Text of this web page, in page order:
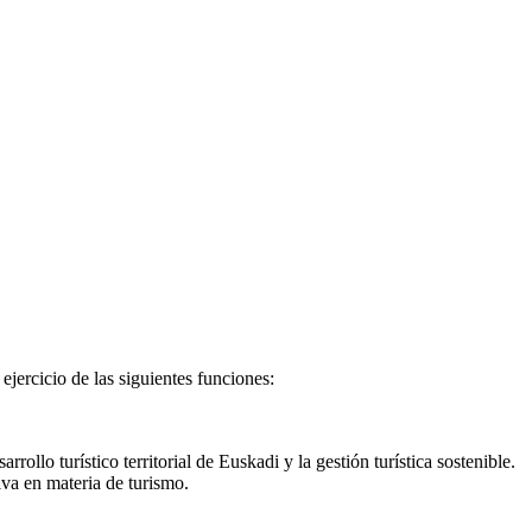
de las siguientes funciones:
turístico territorial de Euskadi y la gestión turística sostenible.
en materia de turismo.